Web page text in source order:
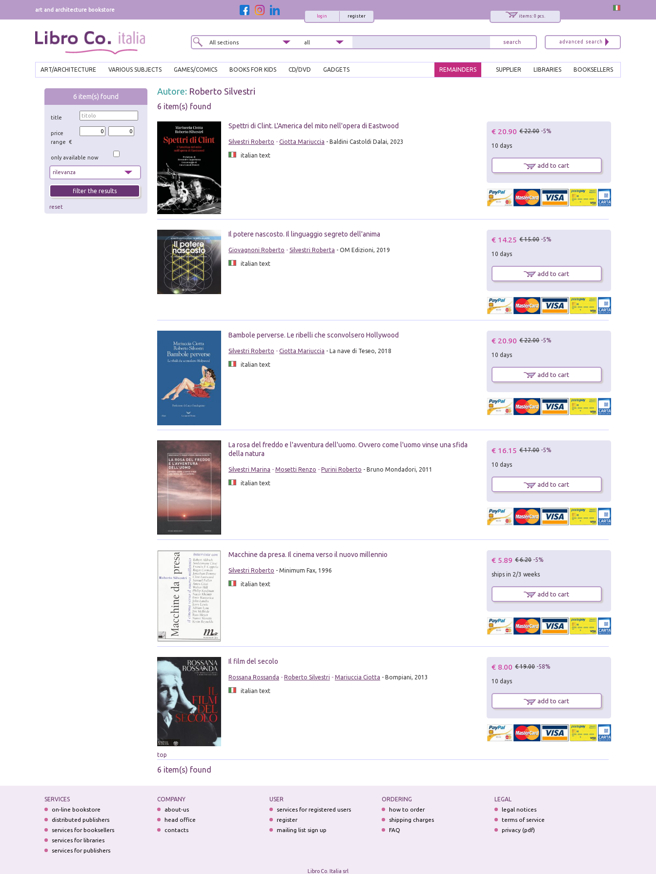
art and architecture bookstore
items: 0 pcs.
register
login
ART/ARCHITECTURE VARIOUS SUBJECTS GAMES/COMICS BOOKS FOR KIDS CD/DVD GADGETS BOOKSELLERS
LIBRARIES
SUPPLIER
REMAINDERS
6 item(s) found
title
price
range €
only available now
reset
Autore: Roberto Silvestri
6 item(s) found
Spettri di Clint. L'America del mito nell'opera di Eastwood
Silvestri Roberto - Ciotta Mariuccia - Baldini Castoldi Dalai, 2023
italian text
€ 20.90 € 22.00 -5%
10 days
add to cart
Il potere nascosto. Il linguaggio segreto dell'anima
Giovagnoni Roberto - Silvestri Roberta - OM Edizioni, 2019
italian text
€ 14.25 € 15.00 -5%
10 days
add to cart
Bambole perverse. Le ribelli che sconvolsero Hollywood
Silvestri Roberto - Ciotta Mariuccia - La nave di Teseo, 2018
italian text
€ 20.90 € 22.00 -5%
10 days
add to cart
La rosa del freddo e l'avventura dell'uomo. Ovvero come l'uomo vinse una sfida
della natura
Silvestri Marina - Mosetti Renzo - Purini Roberto - Bruno Mondadori, 2011
italian text
€ 16.15 € 17.00 -5%
10 days
add to cart
Macchine da presa. Il cinema verso il nuovo millennio
Silvestri Roberto - Minimum Fax, 1996
italian text
€ 5.89 € 6.20 -5%
ships in 2/3 weeks
add to cart
Il film del secolo
Rossana Rossanda - Roberto Silvestri - Mariuccia Ciotta - Bompiani, 2013
italian text
€ 8.00 € 19.00 -58%
10 days
add to cart
top
6 item(s) found
SERVICES
on-line bookstore
distributed publishers
services for booksellers
services for libraries
services for publishers
COMPANY
about-us
head office
contacts
USER
services for registered users
register
mailing list sign up
ORDERING
how to order
shipping charges
FAQ
LEGAL
legal notices
terms of service
privacy (pdf)
Libro Co. Italia srl